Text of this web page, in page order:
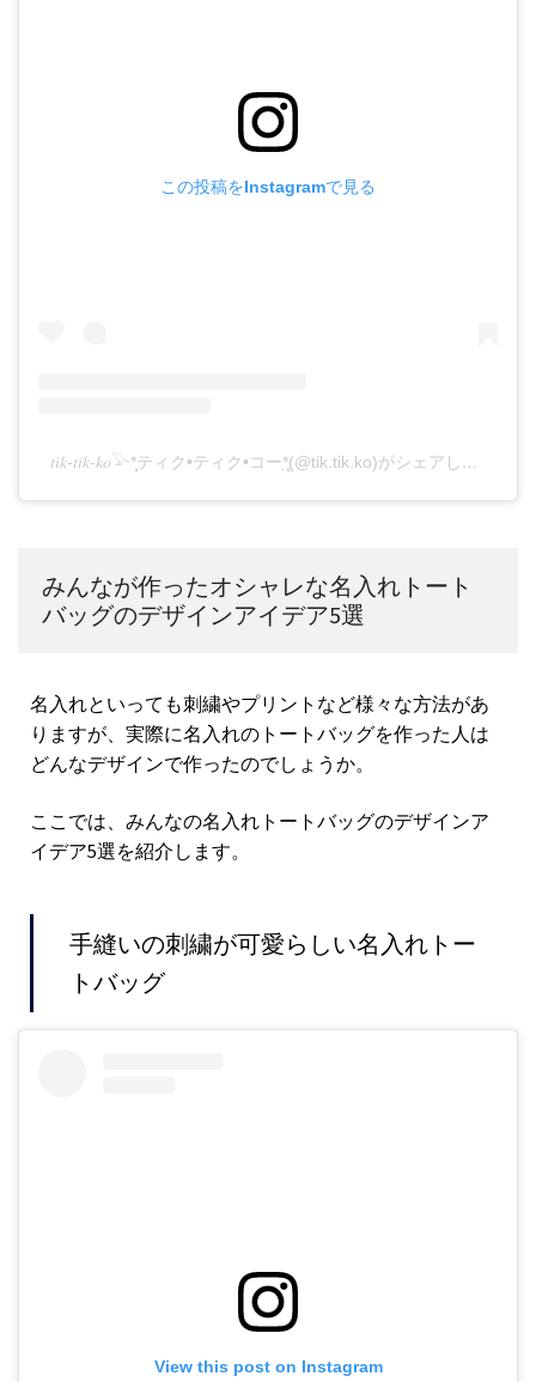
この投稿をInstagramで見る
𝑡𝑖𝑘-𝑡𝑖𝑘-𝑘𝑜𓅪*̩̩͙ティク•ティク•コー*̣̣̥(@tik.tik.ko)がシェアした投稿
みんなが作ったオシャレな名入れトート
バッグのデザインアイデア5選
名入れといっても刺繍やプリントなど様々な方法があ
りますが、実際に名入れのトートバッグを作った人は
どんなデザインで作ったのでしょうか。
ここでは、みんなの名入れトートバッグのデザインア
イデア5選を紹介します。
手縫いの刺繍が可愛らしい名入れトー
トバッグ
View this post on Instagram